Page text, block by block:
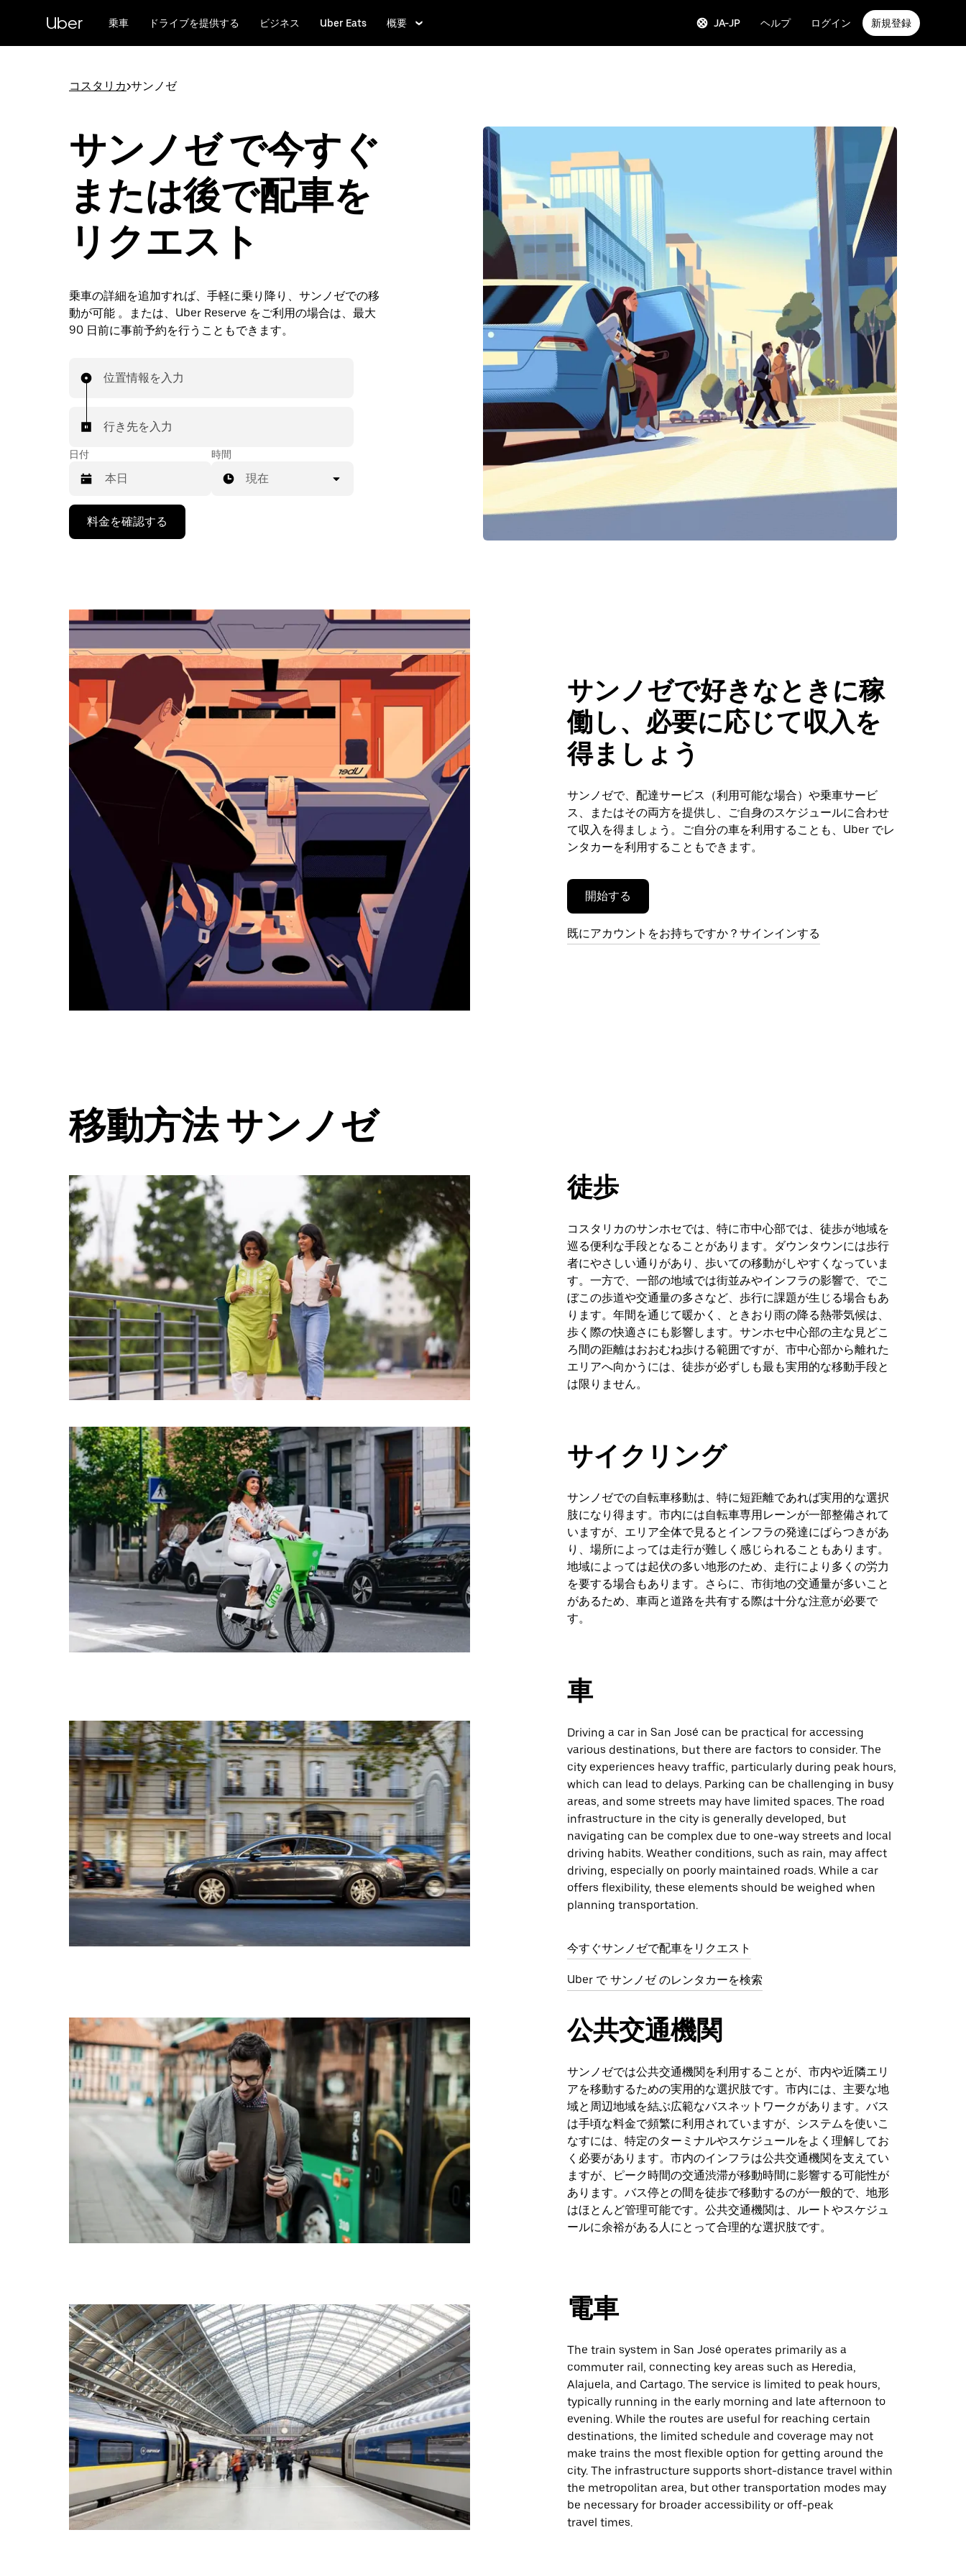
Uber 乗車 ドライブを提供する ビジネス Uber Eats 概要 JA-JP ヘルプ ログイン 新規登録
コスタリカ>サンノゼ
サンノゼ で今すぐ
または後で配車を
リクエスト
乗車の詳細を追加すれば、手軽に乗り降り、サンノゼでの移
動が可能 。または、Uber Reserve をご利用の場合は、最大
90 日前に事前予約を行うこともできます。
位置情報を入力
行き先を入力
日付
レ
ダ
ー
を
し、
日
を
選
ボ
タ
ン
を
時間
現在
料金を確認する
サンノゼで好きなときに稼
働し、必要に応じて収入を
得ましょう
サンノゼで、配達サービス（利用可能な場合）や乗車サービ
ス、またはその両方を提供し、ご自身のスケジュールに合わせ
て収入を得ましょう。ご自分の車を利用することも、Uber でレ
ンタカーを利用することもできます。
開始する
既にアカウントをお持ちですか？サインインする
移動方法 サンノゼ
徒歩
コスタリカのサンホセでは、特に市中心部では、徒歩が地域を
巡る便利な手段となることがあります。ダウンタウンには歩行
者にやさしい通りがあり、歩いての移動がしやすくなっていま
す。一方で、一部の地域では街並みやインフラの影響で、でこ
ぼこの歩道や交通量の多さなど、歩行に課題が生じる場合もあ
ります。年間を通じて暖かく、ときおり雨の降る熱帯気候は、
歩く際の快適さにも影響します。サンホセ中心部の主な見どこ
ろ間の距離はおおむね歩ける範囲ですが、市中心部から離れた
エリアへ向かうには、徒歩が必ずしも最も実用的な移動手段と
は限りません。
サイクリング
サンノゼでの自転車移動は、特に短距離であれば実用的な選択
肢になり得ます。市内には自転車専用レーンが一部整備されて
いますが、エリア全体で見るとインフラの発達にばらつきがあ
り、場所によっては走行が難しく感じられることもあります。
地域によっては起伏の多い地形のため、走行により多くの労力
を要する場合もあります。さらに、市街地の交通量が多いこと
があるため、車両と道路を共有する際は十分な注意が必要で
す。
車
Driving a car in San José can be practical for accessing
various destinations, but there are factors to consider. The
city experiences heavy traffic, particularly during peak hours,
which can lead to delays. Parking can be challenging in busy
areas, and some streets may have limited spaces. The road
infrastructure in the city is generally developed, but
navigating can be complex due to one-way streets and local
driving habits. Weather conditions, such as rain, may affect
driving, especially on poorly maintained roads. While a car
offers flexibility, these elements should be weighed when
planning transportation.
今すぐサンノゼで配車をリクエスト
Uber で サンノゼ のレンタカーを検索
公共交通機関
サンノゼでは公共交通機関を利用することが、市内や近隣エリ
アを移動するための実用的な選択肢です。市内には、主要な地
域と周辺地域を結ぶ広範なバスネットワークがあります。バス
は手頃な料金で頻繁に利用されていますが、システムを使いこ
なすには、特定のターミナルやスケジュールをよく理解してお
く必要があります。市内のインフラは公共交通機関を支えてい
ますが、ピーク時間の交通渋滞が移動時間に影響する可能性が
あります。バス停との間を徒歩で移動するのが一般的で、地形
はほとんど管理可能です。公共交通機関は、ルートやスケジュ
ールに余裕がある人にとって合理的な選択肢です。
電車
The train system in San José operates primarily as a
commuter rail, connecting key areas such as Heredia,
Alajuela, and Cartago. The service is limited to peak hours,
typically running in the early morning and late afternoon to
evening. While the routes are useful for reaching certain
destinations, the limited schedule and coverage may not
make trains the most flexible option for getting around the
city. The infrastructure supports short-distance travel within
the metropolitan area, but other transportation modes may
be necessary for broader accessibility or off-peak
travel times.